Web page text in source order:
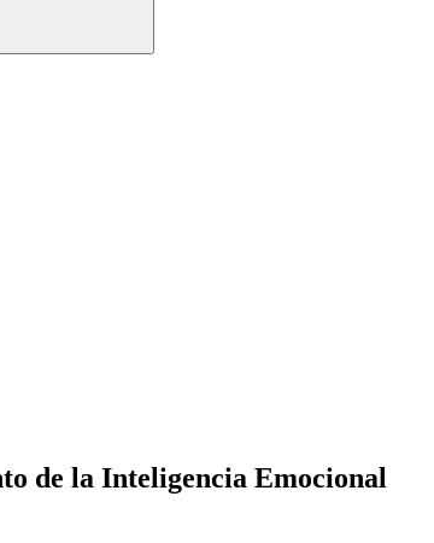
de la Inteligencia Emocional